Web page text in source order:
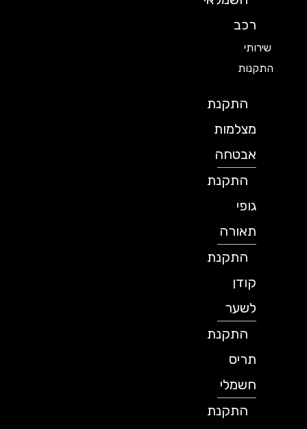
שירותי
התקנות
התקנת
מצלמות
אבטחה
התקנת
תאורה
התקנת
לשער
התקנת
תריס
חשמלי
התקנת